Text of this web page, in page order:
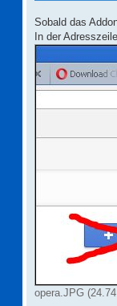
Sobald das
In der
opera.JPG